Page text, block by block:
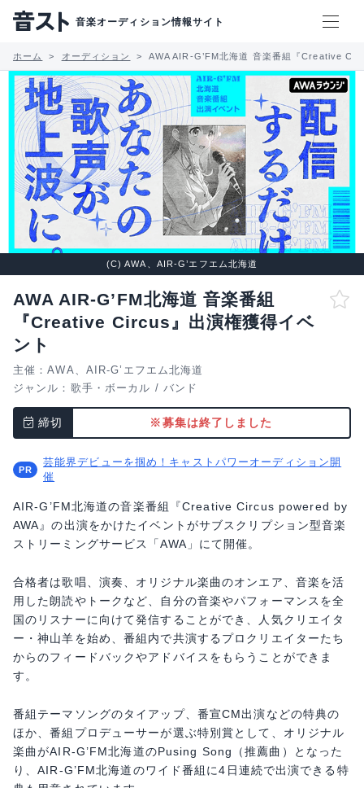
音楽オーディション情報サイト
ホーム オーディション AWA AIR-G’FM北海道 音楽番組『Creative
(C) AWA、AIR-G’エフエム北海道
AWA AIR-G’FM北海道 音楽番組
『Creative Circus』出演権獲得イベ
ント
主催：AWA、AIR-G’エフエム北海道
ジャンル： 歌手・ボーカル / バンド
締切 ※募集は終了しました
芸能界デビューを掴め！キャストパワーオーディション開
催
AIR-G’FM北海道の音楽番組『Creative Circus powered by
AWA』の出演をかけたイベントがサブスクリプション型音楽
ストリーミングサービス「AWA」にて開催。
合格者は歌唱、演奏、オリジナル楽曲のオンエア、音楽を活
用した朗読やトークなど、自分の音楽やパフォーマンスを全
国のリスナーに向けて発信することができ、人気クリエイタ
ー・神山羊を始め、番組内で共演するプロクリエイターたち
からのフィードバックやアドバイスをもらうことができま
す。
番組テーマソングのタイアップ、番宣CM出演などの特典の
ほか、番組プロデューサーが選ぶ特別賞として、オリジナル
楽曲がAIR-G’FM北海道のPusing Song（推薦曲）となった
り、AIR-G’FM北海道のワイド番組に4日連続で出演できる特